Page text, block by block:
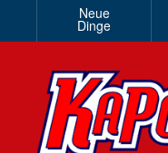
Neue
Dinge